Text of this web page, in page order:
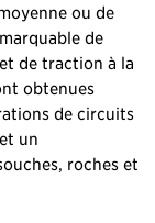
ou de
de
de traction à la
obtenues
de circuits
un
roches et